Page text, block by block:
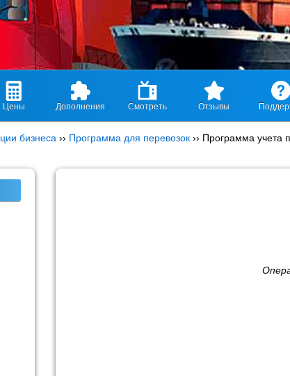
Цены Дополнения Смотреть Отзывы
бизнеса ›› Программа для перевозок ›› Программа учета